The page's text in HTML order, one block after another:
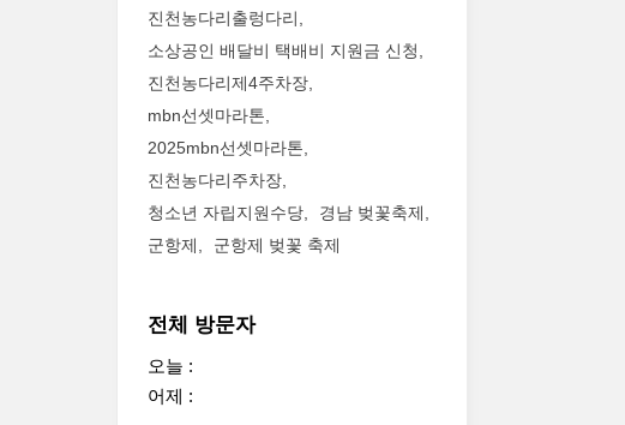
진천농다리출렁다리
소상공인 배달비 택배비 지원금 신청
진천농다리제4주차장
mbn선셋마라톤
2025mbn선셋마라톤
진천농다리주차장
청소년 자립지원수당
경남 벚꽃축제
군항제
군항제 벚꽃 축제
전체 방문자
오늘 :
어제 :